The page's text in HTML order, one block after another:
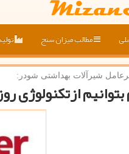
مطالب میزان سنج
شیرآلات بهداشتی شودر:
ازتكنولوژی